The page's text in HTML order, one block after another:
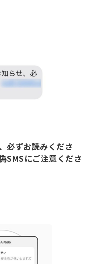
必ずお読みくださ
SMSにご注意くださ